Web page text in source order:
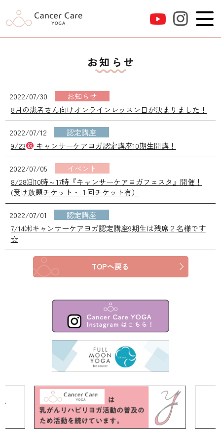
お知らせ
2022/07/30
お知らせ
8月の患者さん向けオンラインレッスン日が決まりました！
2022/07/12
認定講座
9/23
キャンサーケアヨガ認定講座10期生開講！
2022/07/05
イベント
8/28㈰10時～17時『キャンサーケアヨガフェスタ』開催！
(受け放題チケット・１回チケット有）
2022/07/01
認定講座
7/14㈭キャンサーケアヨガ認定講座9期生は残席２名様です
☆
TOPへ戻る